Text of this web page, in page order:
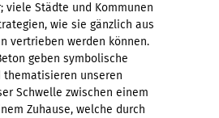
viele Städte und Kommunen
wie sie gänzlich aus
vertrieben werden können.
geben symbolische
unseren
Schwelle zwischen einem
Zuhause, welche durch